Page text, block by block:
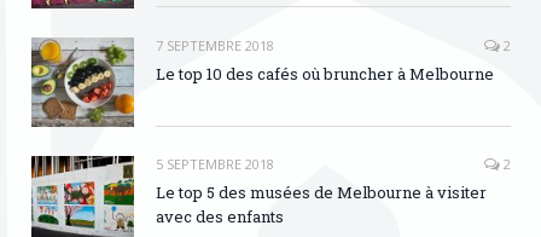
7 SEPTEMBRE 2018 2
Le top 10 des cafés où bruncher à Melbourne
5 SEPTEMBRE 2018 2
Le top 5 des musées de Melbourne à visiter
avec des enfants